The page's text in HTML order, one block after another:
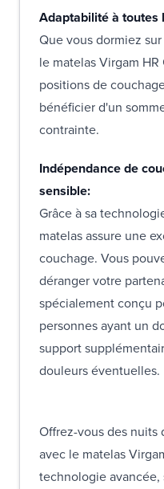
Adaptabilité à toutes
Que vous dormiez
le matelas Virgam
positions de
bénéficier d'un
contrainte.
Indépendance de
sensible:
Grâce à sa
matelas assure une
couchage. Vous
déranger votre
spécialement conçu
personnes ayant un
support
douleurs
Offrez-vous des nuits
avec le matelas
technologie